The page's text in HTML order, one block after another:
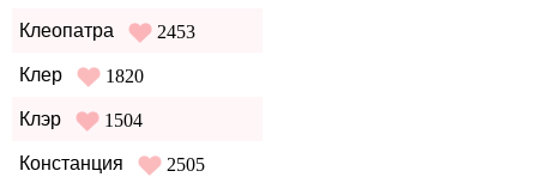
Клеопатра 2453
Клер 1820
Клэр 1504
Констанция 2505